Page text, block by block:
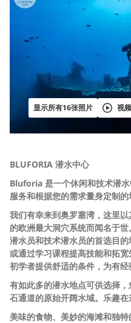
显示所有16张照片 视频
BLUFORIA 潜水中心
Bluforia 是一个休闲和技术潜
服务和根据您的需求量身定制的
我们有幸来到奥罗塞湾，这里
的欧洲最大洞穴系统而闻名于
潜水员和技术潜水员的首选目
或通过学习课程提高技能和拓
初学者提供舒适的条件，为有经
有如此多的潜水地点可供选择
石通道的原始开阔水域。乐趣在
美味的食物、美妙的海滩和独